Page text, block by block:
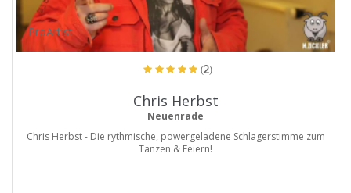
ProArtist
(2)
Chris Herbst
Neuenrade
Chris Herbst - Die rythmische, powergeladene Schlagerstimme zum
Tanzen & Feiern!